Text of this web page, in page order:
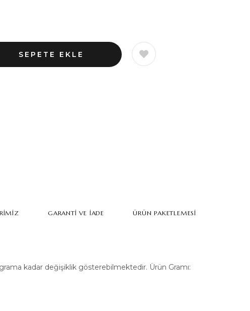
kadar değişiklik gösterebilmektedir. Ürün Gramı:
GARANTI VE İADE ÜRÜN PAKETLEMESI